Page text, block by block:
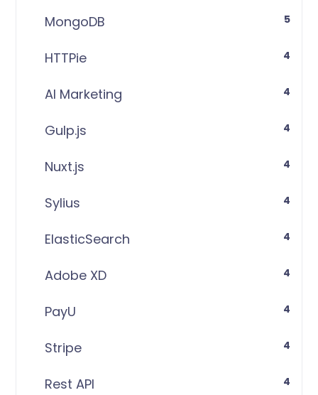
MongoDB 5
HTTPie 4
AI Marketing 4
Gulp.js 4
Nuxt.js 4
Sylius 4
ElasticSearch 4
Adobe XD 4
PayU 4
Stripe 4
Rest API 4